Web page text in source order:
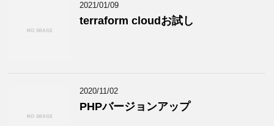
2021/01/09
terraform cloudお試し
2020/11/02
PHPバージョンアップ